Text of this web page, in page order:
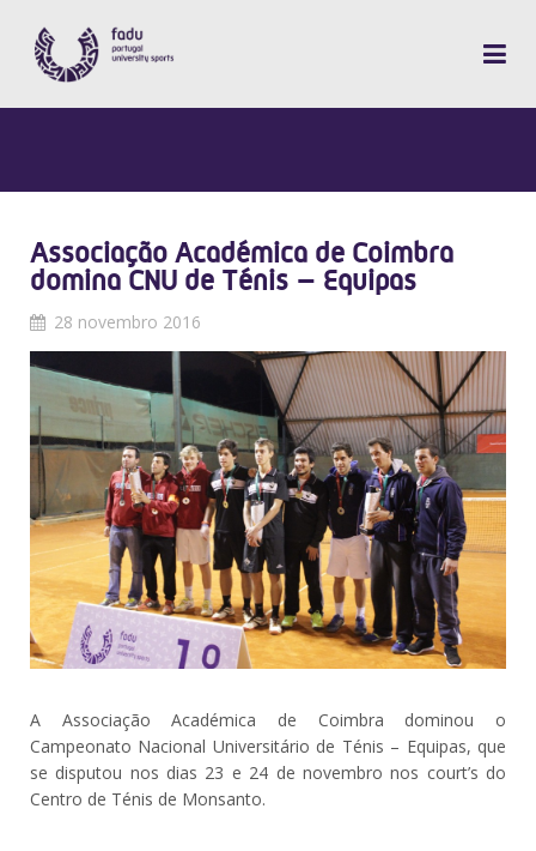
Associação Académica de Coimbra
domina CNU de Ténis – Equipas
28 novembro 2016
A Associação Académica de Coimbra dominou o
Campeonato Nacional Universitário de Ténis – Equipas, que
se disputou nos dias 23 e 24 de novembro nos court’s do
Centro de Ténis de Monsanto.